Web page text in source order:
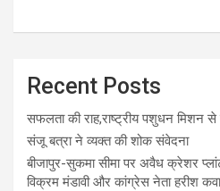
Recent Posts
सफलता की राह,राष्ट्रीय पशुधन मिशन
संजू बत्रा ने व्यक्त की शोक संवेदना
बीजापुर-सुकमा सीमा पर अवैध क्रेशर
विक्रम मंडावी और कांग्रेस नेता हरीश